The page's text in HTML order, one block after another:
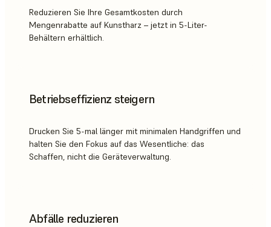
Reduzieren Sie Ihre Gesamtkosten durch
Mengenrabatte auf Kunstharz – jetzt in 5-Liter-
Behältern erhältlich.
Betriebseffizienz steigern
Drucken Sie 5-mal länger mit minimalen Handgriffen und
halten Sie den Fokus auf das Wesentliche: das
Schaffen, nicht die Geräteverwaltung.
Abfälle reduzieren